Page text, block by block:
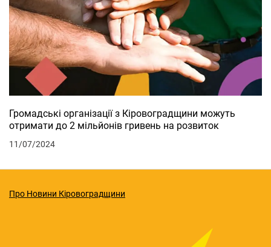
Громадські організації з Кіровоградщини можуть
отримати до 2 мільйонів гривень на розвиток
11/07/2024
Про Новини Кіровоградщини